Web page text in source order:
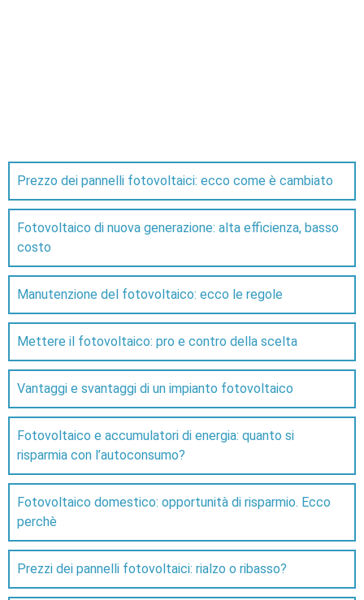
Prezzo dei pannelli fotovoltaici: ecco come è cambiato
Fotovoltaico di nuova generazione: alta efficienza, basso
costo
Manutenzione del fotovoltaico: ecco le regole
Mettere il fotovoltaico: pro e contro della scelta
Vantaggi e svantaggi di un impianto fotovoltaico
Fotovoltaico e accumulatori di energia: quanto si
risparmia con l’autoconsumo?
Fotovoltaico domestico: opportunità di risparmio. Ecco
perchè
Prezzi dei pannelli fotovoltaici: rialzo o ribasso?